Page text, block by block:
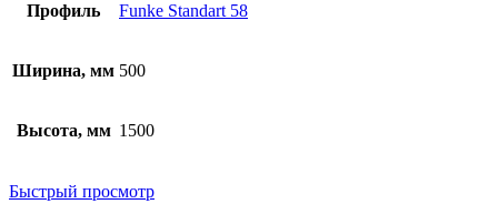
Профиль Funke Standart 58
Ширина, мм 500
Высота, мм 1500
Быстрый просмотр